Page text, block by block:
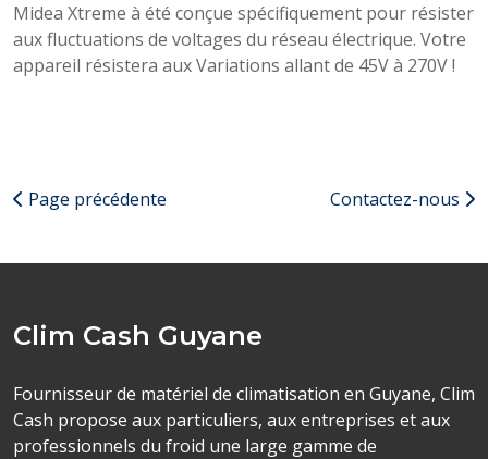
Midea Xtreme à été conçue spécifiquement pour résister
aux fluctuations de voltages du réseau électrique. Votre
appareil résistera aux Variations allant de 45V à 270V !
Page précédente Contactez-nous
Clim Cash Guyane
Fournisseur de matériel de climatisation en Guyane, Clim
Cash propose aux particuliers, aux entreprises et aux
professionnels du froid une large gamme de